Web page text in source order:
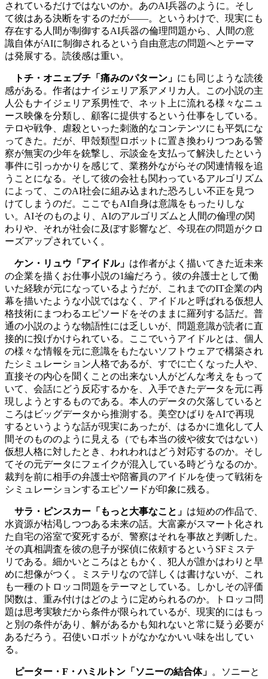
されているだけではないのか。あのAI兵器のように。そし
て彼はある決断をするのだが――。というわけで、現実にも
存在する人間が制御するAI兵器の倫理問題から、人間の意
識自体がAIに制御されるという自由意志の問題へとテーマ
は発展する。読後感は重い。
トチ・オニェブチ「痛みのパターン」 にも同じような読後
感がある。作者はナイジェリア系アメリカ人。この小説の主
人公もナイジェリア系男性で、ネット上に流れる様々なニュ
ース映像を分類し、顧客に提供するという仕事をしている。
テロや戦争、虐殺といった刺激的なコンテンツにも平気にな
ってきた。だが、甲殻類型ロボットに置き換わりつつある警
察が無実の少年を銃撃し、示談金を支払って解決したという
事件に引っかかりを感じて、業務外ながらその関連情報を追
うことになる。そして彼の会社も関わっているアルゴリズム
によって、このAI社会に組み込まれた恐ろしい不正を見つ
けてしまうのだ。ここでもAI自身は意識をもったりしな
い。AIそのものより、AIのアルゴリズムと人間の倫理の関
わりや、それが社会に及ぼす影響など、今現在の問題がクロ
ーズアップされていく。
ケン・リュウ「アイドル」 は作者がよく描いてきた近未来
の企業を描くお仕事小説の1編だろう。彼の弁護士として働
いた経験が元になっているようだが、これまでのIT企業の内
幕を描いたような小説ではなく、アイドルと呼ばれる仮想人
格技術にまつわるエピソードをそのままに羅列する話だ。普
通の小説のような物語性には乏しいが、問題意識が読者に直
接的に投げかけられている。ここでいうアイドルとは、個人
の様々な情報を元に意識をもたないソフトウェアで構築され
たシミュレーション人格であるが、すでに亡くなった人や、
直接その内心を聞くことの出来ない人がどんな考えをもって
いて、会話にどう反応するかを、入手できたデータを元に再
現しようとするものである。本人のデータの欠落していると
ころはビッグデータから推測する。美空ひばりをAIで再現
するというような話が現実にあったが、はるかに進化して人
間そのもののように見える（でも本当の彼や彼女ではない）
仮想人格に対したとき、われわれはどう対応するのか。そし
てその元データにフェイクが混入している時どうなるのか。
裁判を前に相手の弁護士や陪審員のアイドルを使って戦術を
シミュレーションするエピソードが印象に残る。
サラ・ピンスカー「もっと大事なこと」 は短めの作品で、
水資源が枯渇しつつある未来の話。大富豪がスマート化され
た自宅の浴室で変死するが、警察はそれを事故と判断した。
その真相調査を彼の息子が探偵に依頼するというSFミステ
リである。細かいところはともかく、犯人が誰かはわりと早
めに想像がつく。ミステリなので詳しくは書けないが、これ
も一種のトロッコ問題をテーマとしている。しかしその評価
関数は、重み付けはどのように定められるのか。トロッコ問
題は思考実験だから条件が限られているが、現実的にはもっ
と別の条件があり、解があるかも知れないと常に疑う必要が
あるだろう。召使いロボットがなかなかいい味を出してい
る。
ピーター・F・ハミルトン「ソニーの結合体」 。ソニーと